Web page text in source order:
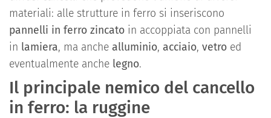
materiali: alle strutture in ferro si inseriscono
pannelli in ferro zincato in accoppiata con pannelli
in lamiera, ma anche alluminio, acciaio, vetro ed
eventualmente anche legno.
Il principale nemico del cancello
in ferro: la ruggine